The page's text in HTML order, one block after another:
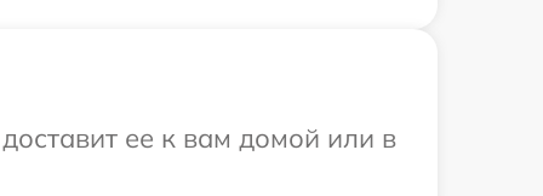
ее к вам домой или в